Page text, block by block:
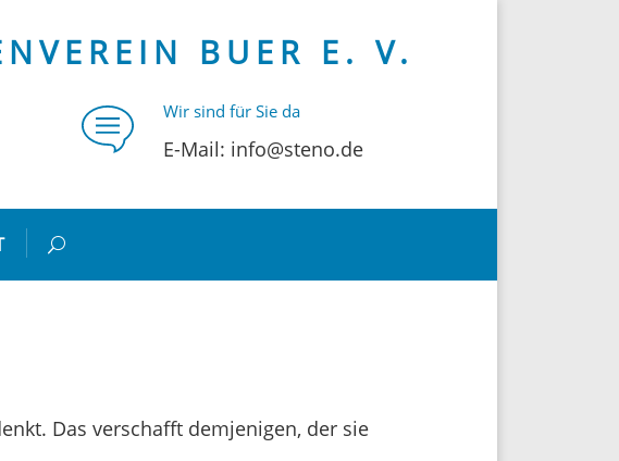
BUER E. V.
Wir sind für Sie da
E-Mail: info@steno.de
Das verschafft demje­nigen, der sie